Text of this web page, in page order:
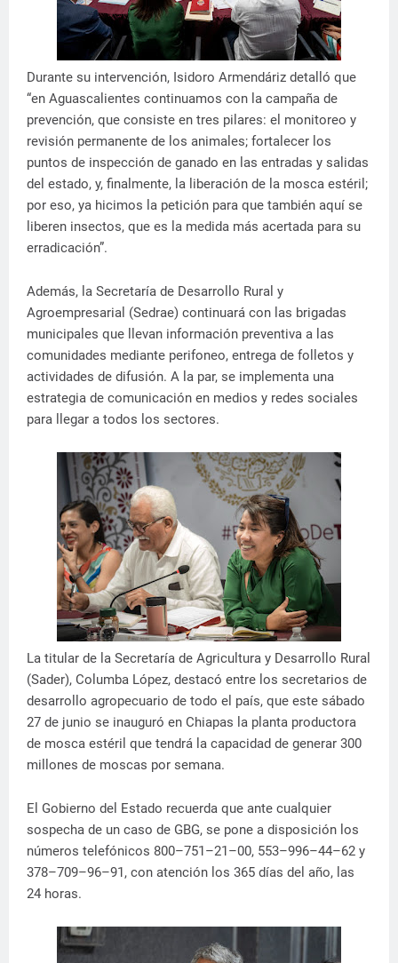
Durante su intervención, Isidoro Armendáriz detalló que
“en Aguascalientes continuamos con la campaña de
prevención, que consiste en tres pilares: el monitoreo y
revisión permanente de los animales; fortalecer los
puntos de inspección de ganado en las entradas y salidas
del estado, y, finalmente, la liberación de la mosca estéril;
por eso, ya hicimos la petición para que también aquí se
liberen insectos, que es la medida más acertada para su
erradicación”.
Además, la Secretaría de Desarrollo Rural y
Agroempresarial (Sedrae) continuará con las brigadas
municipales que llevan información preventiva a las
comunidades mediante perifoneo, entrega de folletos y
actividades de difusión. A la par, se implementa una
estrategia de comunicación en medios y redes sociales
para llegar a todos los sectores.
La titular de la Secretaría de Agricultura y Desarrollo Rural
(Sader), Columba López, destacó entre los secretarios de
desarrollo agropecuario de todo el país, que este sábado
27 de junio se inauguró en Chiapas la planta productora
de mosca estéril que tendrá la capacidad de generar 300
millones de moscas por semana.
El Gobierno del Estado recuerda que ante cualquier
sospecha de un caso de GBG, se pone a disposición los
números telefónicos 800–751–21–00, 553–996–44–62 y
378–709–96–91, con atención los 365 días del año, las
24 horas.